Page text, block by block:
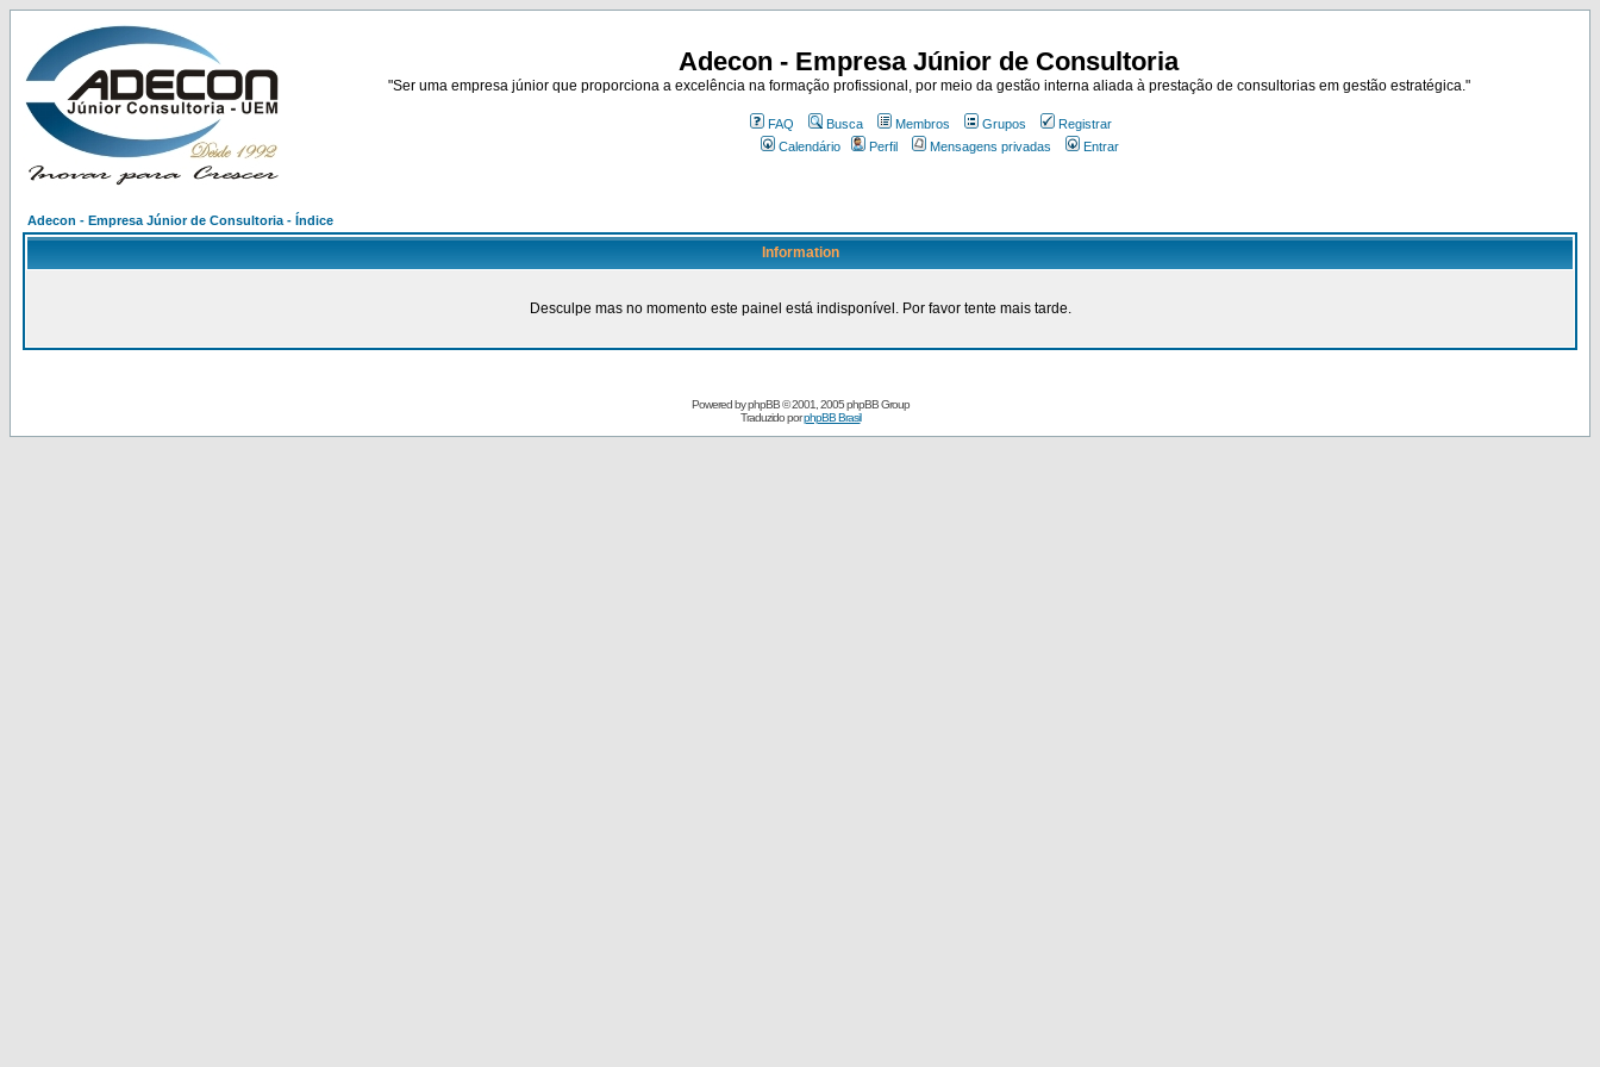
Adecon - Empresa Júnior de Consultoria
"Ser uma empresa júnior que proporciona a excelência na formação profissional, por meio da gestão interna aliada à prestação de consultorias em gestão estratégica."
FAQ Busca Membros Grupos
Registrar
Calendário
Perfil Mensagens privadas Entrar
Adecon - Empresa Júnior de Consultoria - Índice
Information
Desculpe mas no momento este painel está indisponível. Por favor tente mais tarde.
Powered byphpBB© 2001, 2005 phpBB Group
Traduzido porphpBB Brasil